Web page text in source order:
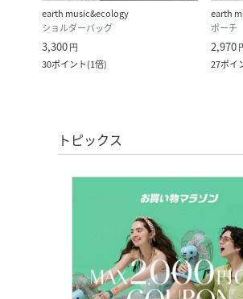
earth music&ecology
ショルダーバッグ
3,300円
30ポイント(1倍)
earth
ポーチ
2,970
27ポイ
トピックス